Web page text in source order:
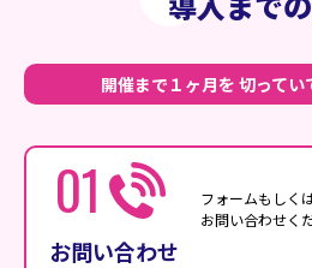
開催まで１ヶ月を 切ってい
01
お問い合わせ
フォームもしく
お問い合わせく